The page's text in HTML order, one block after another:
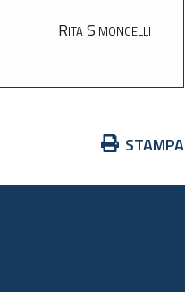
Rita Simoncelli
Azioni
documento
STAMPA